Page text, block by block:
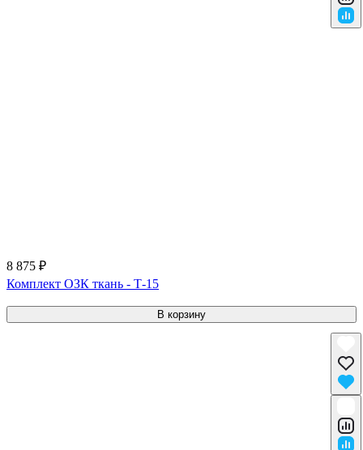
8 875 ₽
Комплект ОЗК ткань - Т-15
В корзину